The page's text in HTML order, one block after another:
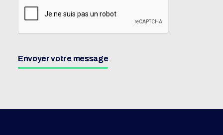
Envoyer votre message